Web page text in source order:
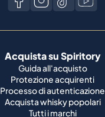
Acquista su Spiritory
Guida all'acquisto
Protezione acquirenti
Processo di autenticazione
Acquista whisky popolari
Tutti i marchi